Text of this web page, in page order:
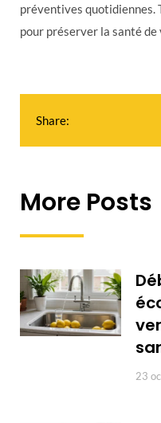
préventives quotidiennes.
pour préserver la santé
Share:
More Posts
23